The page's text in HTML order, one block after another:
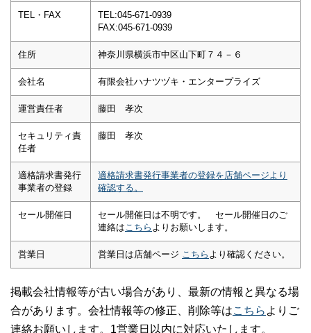
TEL・FAX
TEL:045-671-0939
FAX:045-671-0939
住所 神奈川県横浜市中区山下町７４－６
会社名 有限会社ハナツヅキ・エンタープライズ
運営責任者 藤田 孝次
セキュリティ責
任者
藤田 孝次
適格請求書発行
事業者の登録
適格請求書発行事業者の登録を店舗ページより
確認する。
セール開催日
セール開催日は不明です。 セール開催日のご
連絡は こちら よりお願いします。
営業日 営業日は店舗ページ こちら より確認ください。
掲載会社情報等が古い場合があり、最新の情報と異なる場
合があります。会社情報等の修正、削除等はこちら よりご
連絡お願いします。1営業日以内に対応いたします。